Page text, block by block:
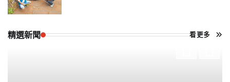
精選新聞 看更多